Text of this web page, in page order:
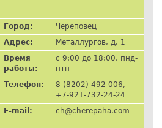
Город:
Череповец
Адрес:
Металлургов, д. 1
Время
работы:
с 9:00 до 18:00, пнд-
птн
Телефон:
8 (8202) 492-006,
+7-921-732-24-24
E-mail:
ch@cherepaha.com